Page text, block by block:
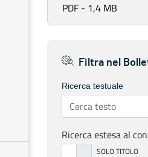
PDF - 1,4 MB
Filtra nel
Ricerca testuale
Ricerca estesa al